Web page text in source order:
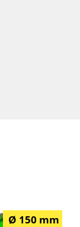
Ø 150 mm